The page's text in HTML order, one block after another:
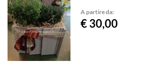
A partire da:
€ 30,00